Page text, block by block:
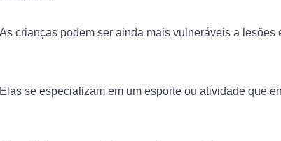
Elas se especializam em um esporte ou atividade que